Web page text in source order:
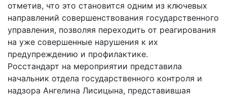
отметив, что это становится одним из ключевых
направлений совершенствования государственного
управления, позволяя переходить от реагирования
на уже совершенные нарушения к их
предупреждению и профилактике.
Росстандарт на мероприятии представила
начальник отдела государственного контроля и
надзора Ангелина Лисицына, представившая